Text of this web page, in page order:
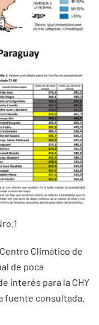
Climático de
de poca
interés para la CHY
fuente consultada.